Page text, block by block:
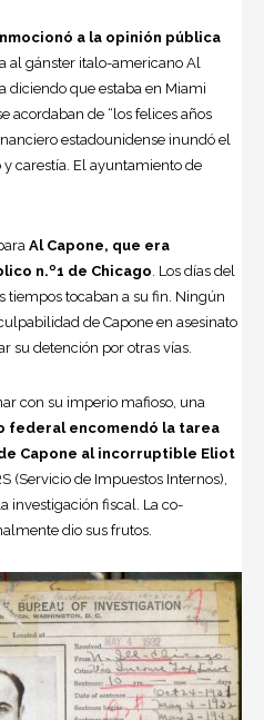
a la opi­nión pública
al gánster italo-americano Al
diciendo que es­taba en Miami
acordaban de “los felices años
estadounidense inundó el
carestía. El ayuntamiento de
Al Capone, que era
n.º1 de Chicago. Los días del
tiempos tocaban a su fin. Ningún
de Capone en asesinato
su detención por otras vías.
con su imperio mafioso, una
federal encomendó la tarea
Capone al incorruptible Eliot
(Servicio de Im­puestos Internos),
investigación fiscal. La co­
dio sus frutos.